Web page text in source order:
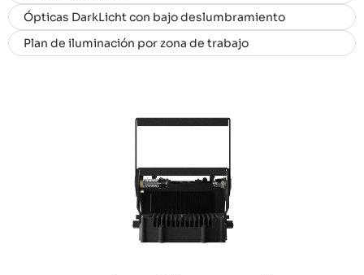
Ópticas DarkLicht con bajo deslumbramiento
Plan de iluminación por zona de trabajo